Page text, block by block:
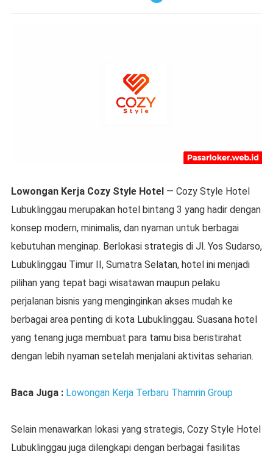
Lowongan Kerja Cozy Style Hotel — Cozy Style Hotel
Lubuklinggau merupakan hotel bintang 3 yang hadir dengan
konsep modern, minimalis, dan nyaman untuk berbagai
kebutuhan menginap. Berlokasi strategis di Jl. Yos Sudarso,
Lubuklinggau Timur II, Sumatra Selatan, hotel ini menjadi
pilihan yang tepat bagi wisatawan maupun pelaku
perjalanan bisnis yang menginginkan akses mudah ke
berbagai area penting di kota Lubuklinggau. Suasana hotel
yang tenang juga membuat para tamu bisa beristirahat
dengan lebih nyaman setelah menjalani aktivitas seharian.
Baca Juga : Lowongan Kerja Terbaru Thamrin Group
Selain menawarkan lokasi yang strategis, Cozy Style Hotel
Lubuklinggau juga dilengkapi dengan berbagai fasilitas